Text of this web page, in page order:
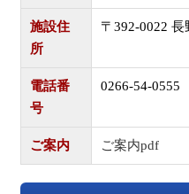
施設住
所
〒392-0022
電話番
号
0266-54-0555
ご案内 ご案内pdf